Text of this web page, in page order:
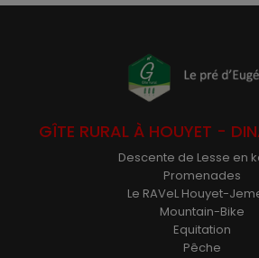
GÎTE RURAL À HOUYET -
Descente de Lesse en
Promenades
Le RAVeL Houyet-
Mountain-Bike
Equitation
Pêche